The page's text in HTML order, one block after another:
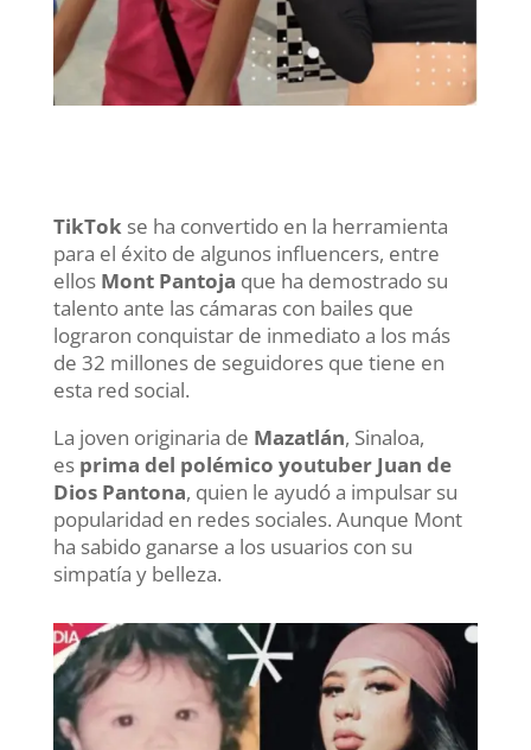
TikTok se ha convertido en la herramienta
para el éxito de algunos influencers, entre
ellos Mont Pantoja que ha demostrado su
talento ante las cámaras con bailes que
lograron conquistar de inmediato a los más
de 32 millones de seguidores que tiene en
esta red social.
La joven originaria de Mazatlán, Sinaloa,
es prima del polémico youtuber Juan de
Dios Pantona, quien le ayudó a impulsar su
popularidad en redes sociales. Aunque Mont
ha sabido ganarse a los usuarios con su
simpatía y belleza.